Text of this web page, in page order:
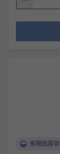
有限的库存